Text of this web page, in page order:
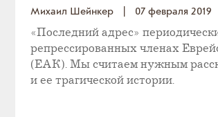
Михаил Шейнкер
07 февраля 2019
«Последний адрес»
репрессированных членах
(ЕАК). Мы считаем нужным
и ее трагической истории.